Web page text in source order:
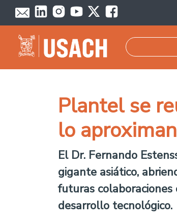
Pasar al contenido principal
Plantel se
lo
El Dr. Fernando
gigante asiático,
futuras
desarrollo tecnológico.